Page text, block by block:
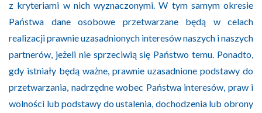
z kryteriami w nich wyznaczonymi. W tym samym okresie
Państwa dane osobowe przetwarzane będą w celach
realizacji prawnie uzasadnionych interesów naszych i naszych
partnerów, jeżeli nie sprzeciwią się Państwo temu. Ponadto,
gdy istniały będą ważne, prawnie uzasadnione podstawy do
przetwarzania, nadrzędne wobec Państwa interesów, praw i
wolności lub podstawy do ustalenia, dochodzenia lub obrony